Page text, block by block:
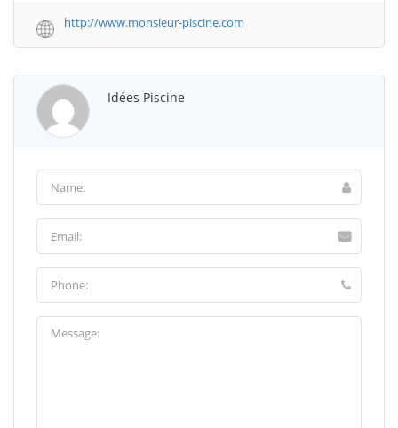
http://www.monsieur-piscine.com
Idées Piscine